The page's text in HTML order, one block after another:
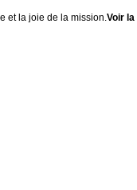
et la joie de la mission.Voir la